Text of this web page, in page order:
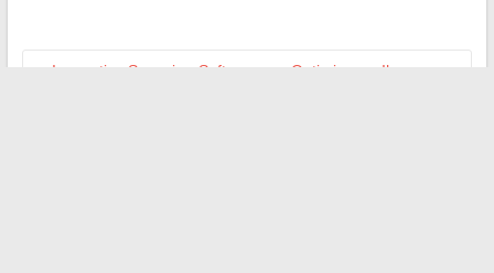
Innovative Scanning-Software zur Optimierung Ihres